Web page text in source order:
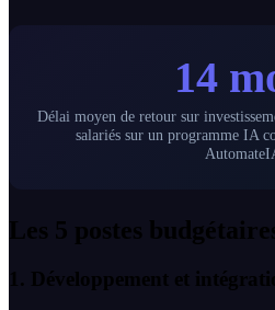
14
Délai moyen de retour sur
salariés sur un programme IA
Les 5 postes
1. Développement et